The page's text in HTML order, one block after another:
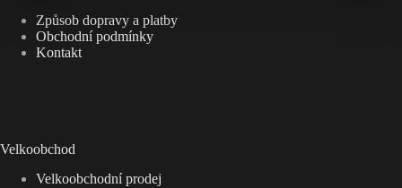
Způsob dopravy a platby
Obchodní podmínky
Kontakt
Velkoobchod
Velkoobchodní prodej